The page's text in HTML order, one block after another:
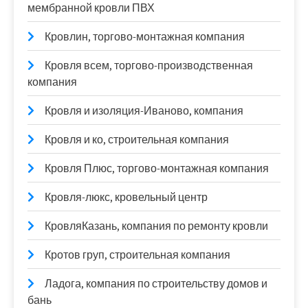
мембранной кровли ПВХ
Кровлин, торгово-монтажная компания
Кровля всем, торгово-производственная
компания
Кровля и изоляция-Иваново, компания
Кровля и ко, строительная компания
Кровля Плюс, торгово-монтажная компания
Кровля-люкс, кровельный центр
КровляКазань, компания по ремонту кровли
Кротов груп, строительная компания
Ладога, компания по строительству домов и
бань